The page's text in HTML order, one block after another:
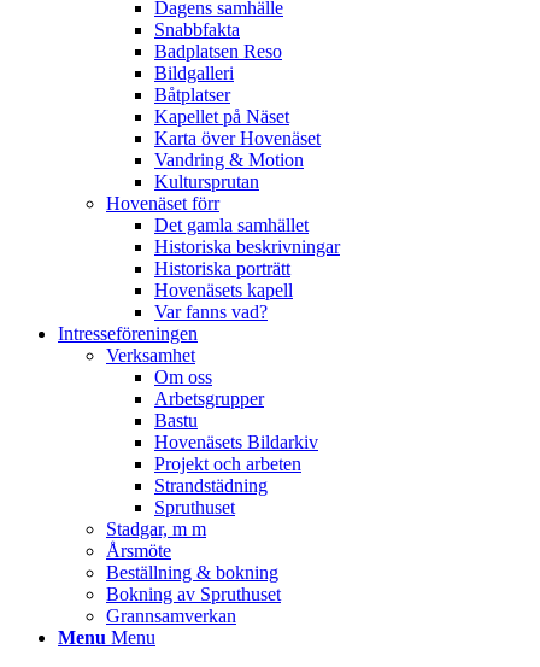
Dagens samhälle
Snabbfakta
Badplatsen Reso
Bildgalleri
Båtplatser
Kapellet på Näset
Karta över Hovenäset
Vandring & Motion
Kultursprutan
Hovenäset förr
Det gamla samhället
Historiska beskrivningar
Historiska porträtt
Hovenäsets kapell
Var fanns vad?
Intresseföreningen
Verksamhet
Om oss
Arbetsgrupper
Bastu
Hovenäsets Bildarkiv
Projekt och arbeten
Strandstädning
Spruthuset
Stadgar, m m
Årsmöte
Beställning & bokning
Bokning av Spruthuset
Grannsamverkan
Menu Menu